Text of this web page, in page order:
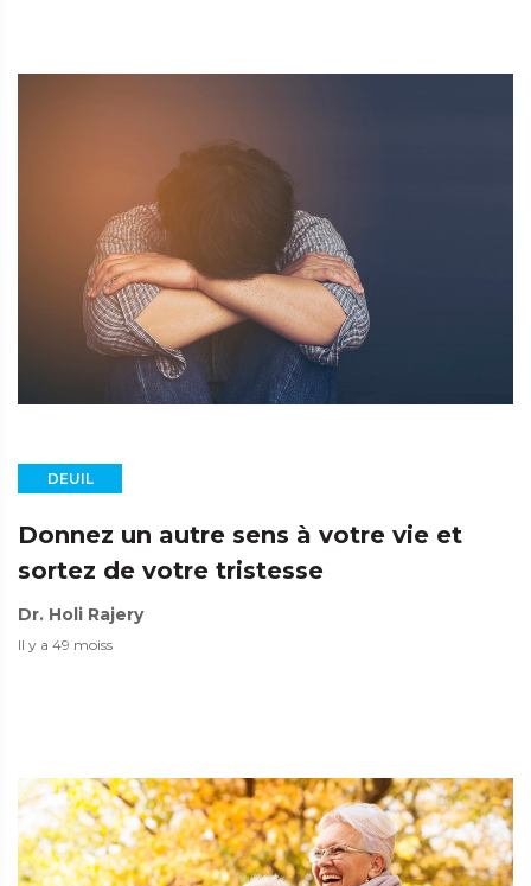
DEUIL
Donnez un autre sens à votre vie et
sortez de votre tristesse
Dr. Holi Rajery
Il y a 49 moiss